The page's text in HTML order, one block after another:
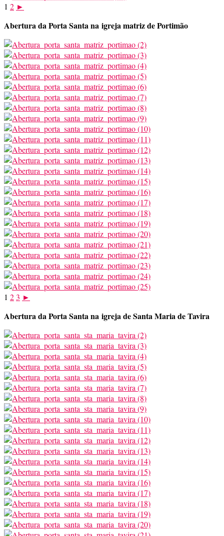
1 2 ►
Abertura da Porta Santa na igreja matriz de Portimão
1 23 ►
Abertura da Porta Santa na igreja de Santa Maria de Tavira